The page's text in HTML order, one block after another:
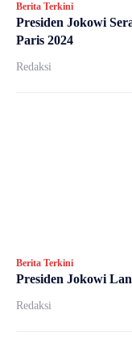
Berita Terkini
Presiden Jokowi
Paris 2024
Redaksi
Berita Terkini
Presiden Jokowi
Redaksi